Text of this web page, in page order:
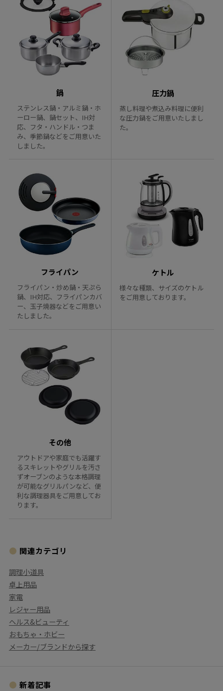
鍋
ステンレス鍋・アルミ鍋・ホ
ーロー鍋、鍋セット、IH対
応、フタ・ハンドル・つま
み、季節鍋などをご用意いた
しました。
圧力鍋
蒸し料理や煮込み料理に便利
な圧力鍋をご用意いたしまし
た。
フライパン
フライパン・炒め鍋・天ぷら
鍋、IH対応、フライパンカバ
ー、玉子焼器などをご用意い
たしました。
ケトル
様々な種類、サイズのケトル
をご用意しております。
その他
アウトドアや家庭でも活躍す
るスキレットやグリルを汚さ
ずオーブンのような本格調理
が可能なグリルパンなど、便
利な調理器具をご用意してお
ります。
関連カテゴリ
調理小道具
卓上用品
家電
レジャー用品
ヘルス&ビューティ
おもちゃ・ホビー
メーカー/ブランドから探す
新着記事